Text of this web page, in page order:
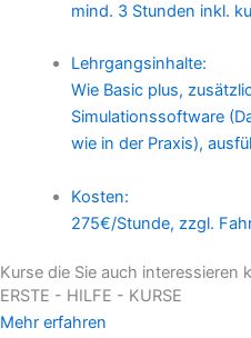
mind. 3 Stunden inkl.
Lehrgangsinhalte:
Wie Basic plus,
Simulationssoftware
wie in der Praxis),
Kosten:
275€/Stunde, zzgl.
Kurse die Sie auch interessieren
ERSTE - HILFE - KURSE
Mehr erfahren